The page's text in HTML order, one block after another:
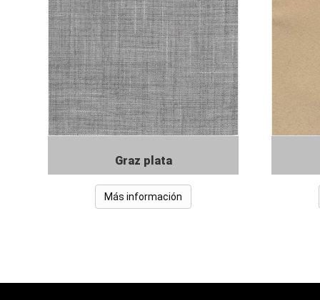
Graz plata
Más información